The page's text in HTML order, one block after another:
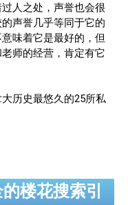
人之处，声誉也会很
声誉几乎等同于它的
味着它是最好的，但
师的经营，肯定有它
历史最悠久的25所私
楼花搜索引